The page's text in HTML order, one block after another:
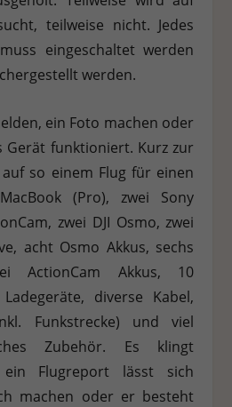
teilweise nicht. Jedes
eingeschaltet werden
werden.
ein Foto machen oder
Gerät funktioniert. Kurz zur
so einem Flug für einen
(Pro), zwei Sony
zwei DJI Osmo, zwei
acht Osmo Akkus, sechs
ActionCam Akkus, 10
diverse Kabel,
Funkstrecke) und viel
Zubehör. Es klingt
Flugreport lässt sich
machen oder er besteht